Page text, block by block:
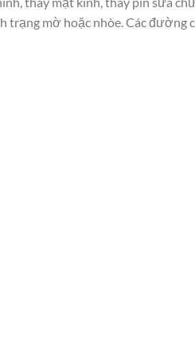
mờ hoặc nhòe. Các đường